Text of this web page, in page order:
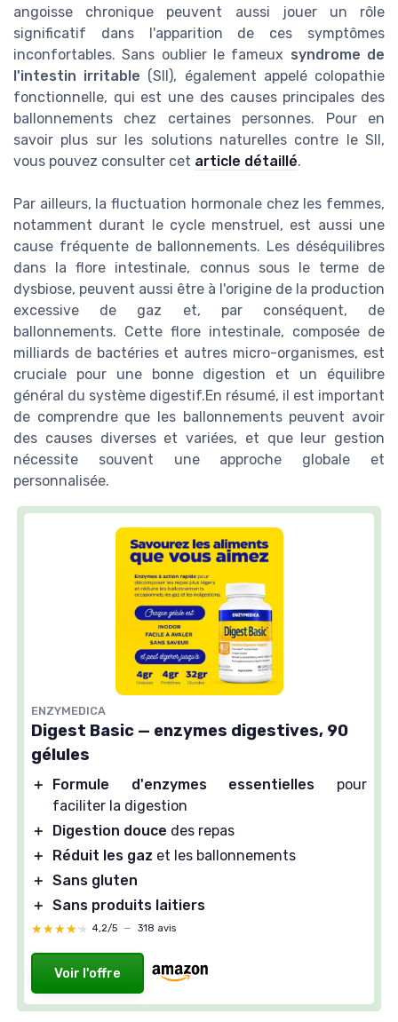
angoisse chronique peuvent aussi jouer un rôle
significatif dans l'apparition de ces symptômes
inconfortables. Sans oublier le fameux syndrome de
l'intestin irritable (SII), également appelé colopathie
fonctionnelle, qui est une des causes principales des
ballonnements chez certaines personnes. Pour en
savoir plus sur les solutions naturelles contre le SII,
vous pouvez consulter cet article détaillé.
Par ailleurs, la fluctuation hormonale chez les femmes,
notamment durant le cycle menstruel, est aussi une
cause fréquente de ballonnements. Les déséquilibres
dans la flore intestinale, connus sous le terme de
dysbiose, peuvent aussi être à l'origine de la production
excessive de gaz et, par conséquent, de
ballonnements. Cette flore intestinale, composée de
milliards de bactéries et autres micro-organismes, est
cruciale pour une bonne digestion et un équilibre
général du système digestif.En résumé, il est important
de comprendre que les ballonnements peuvent avoir
des causes diverses et variées, et que leur gestion
nécessite souvent une approche globale et
personnalisée.
ENZYMEDICA
Digest Basic — enzymes digestives, 90
gélules
＋ Formule d'enzymes essentielles pour
faciliter la digestion
＋
Digestion douce des repas
＋
Réduit les gaz et les ballonnements
＋ Sans gluten
＋ Sans produits laitiers
★★★★★
★★★★★ 4,2/5 — 318 avis
Voir l'offre